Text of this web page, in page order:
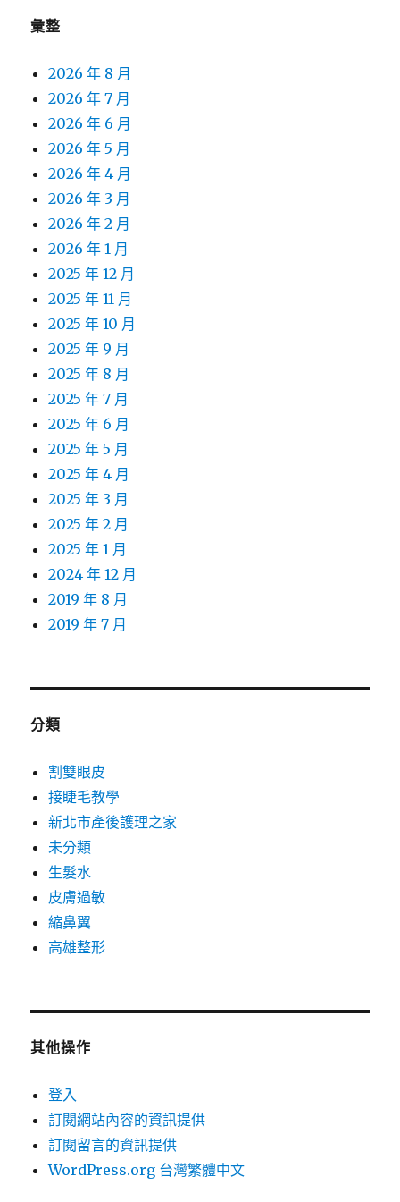
彙整
2026 年 8 月
2026 年 7 月
2026 年 6 月
2026 年 5 月
2026 年 4 月
2026 年 3 月
2026 年 2 月
2026 年 1 月
2025 年 12 月
2025 年 11 月
2025 年 10 月
2025 年 9 月
2025 年 8 月
2025 年 7 月
2025 年 6 月
2025 年 5 月
2025 年 4 月
2025 年 3 月
2025 年 2 月
2025 年 1 月
2024 年 12 月
2019 年 8 月
2019 年 7 月
分類
割雙眼皮
接睫毛教學
新北市產後護理之家
未分類
生髮水
皮膚過敏
縮鼻翼
高雄整形
其他操作
登入
訂閱網站內容的資訊提供
訂閱留言的資訊提供
WordPress.org 台灣繁體中文